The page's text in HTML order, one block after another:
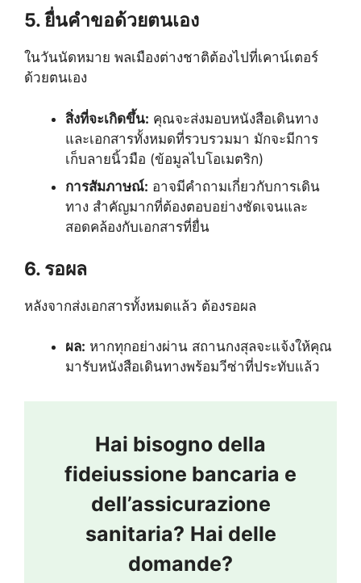
5. ยื่นคำขอด้วยตนเอง
ในวันนัดหมาย พลเมืองต่างชาติต้องไปที่เคาน์เตอร์
ด้วยตนเอง
สิ่งที่จะเกิดขึ้น: คุณจะส่งมอบหนังสือเดินทาง
และเอกสารทั้งหมดที่รวบรวมมา มักจะมีการ
เก็บลายนิ้วมือ (ข้อมูลไบโอเมตริก)
การสัมภาษณ์: อาจมีคำถามเกี่ยวกับการเดิน
ทาง สำคัญมากที่ต้องตอบอย่างชัดเจนและ
สอดคล้องกับเอกสารที่ยื่น
6. รอผล
หลังจากส่งเอกสารทั้งหมดแล้ว ต้องรอผล
ผล: หากทุกอย่างผ่าน สถานกงสุลจะแจ้งให้คุณ
มารับหนังสือเดินทางพร้อมวีซ่าที่ประทับแล้ว
Hai bisogno della
fideiussione bancaria e
dell’assicurazione
sanitaria? Hai delle
domande?